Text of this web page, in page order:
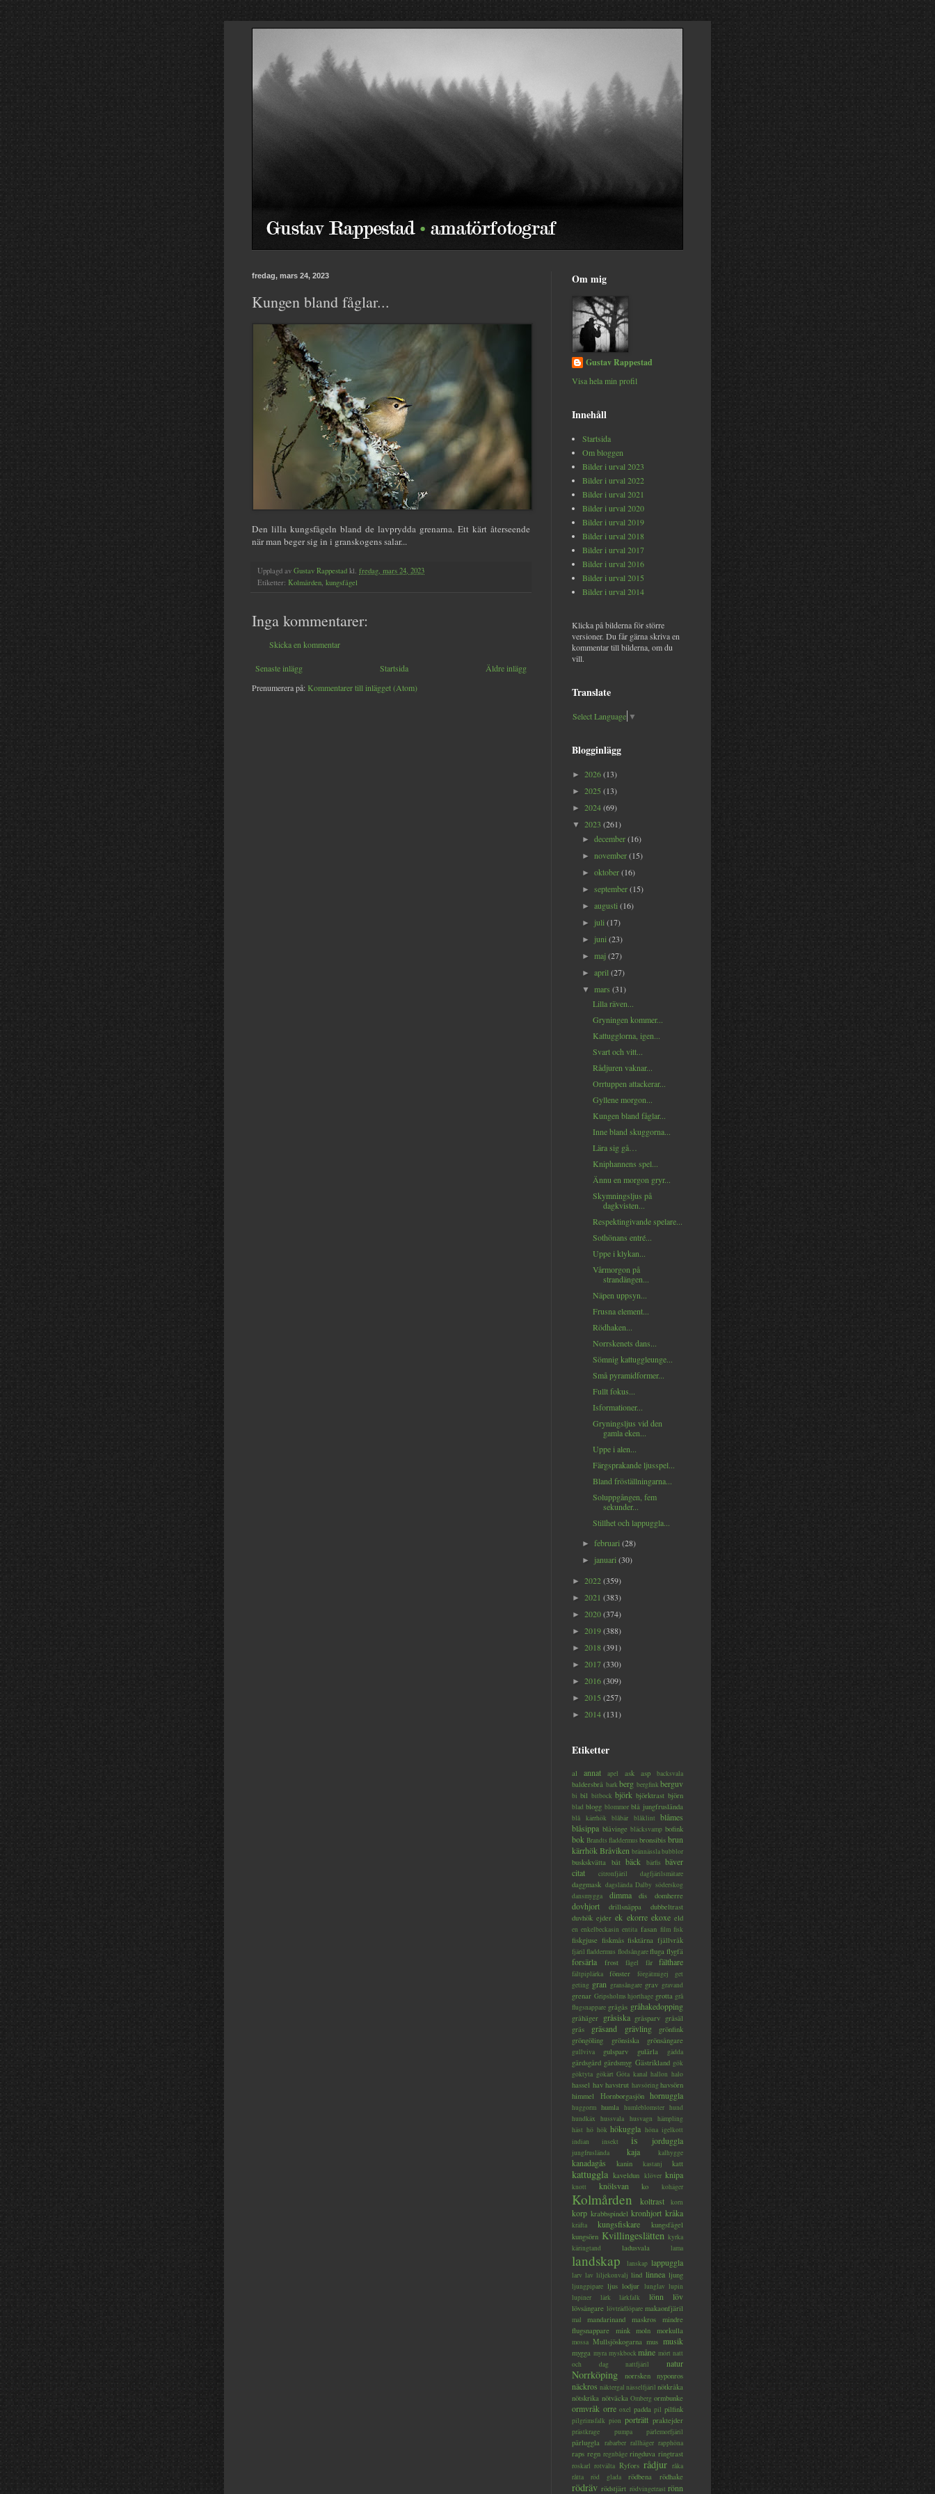
fredag, mars 24, 2023
Kungen bland fåglar...
Den lilla kungsfågeln bland de lavprydda grenarna. Ett kärt återseende
när man beger sig in i granskogens salar...
Upplagd av Gustav Rappestad kl. fredag, mars 24, 2023
Etiketter: Kolmården, kungsfågel
Inga kommentarer:
Skicka en kommentar
Senaste inlägg Äldre inlägg
Startsida
Prenumerera på: Kommentarer till inlägget (Atom)
Om mig
Gustav Rappestad
Visa hela min profil
Innehåll
Startsida
Om bloggen
Bilder i urval 2023
Bilder i urval 2022
Bilder i urval 2021
Bilder i urval 2020
Bilder i urval 2019
Bilder i urval 2018
Bilder i urval 2017
Bilder i urval 2016
Bilder i urval 2015
Bilder i urval 2014
Klicka på bilderna för större
versioner. Du får gärna skriva en
kommentar till bilderna, om du
vill.
Translate
Select Language ▼
Blogginlägg
► 2026(13)
► 2025 (13)
► 2024(69)
▼ 2023 (261)
►december(16)
►november(15)
►oktober(16)
►september(15)
►augusti(16)
► juli(17)
► juni(23)
►maj(27)
►april(27)
▼mars(31)
Lilla räven...
Gryningen kommer...
Kattugglorna, igen...
Svart och vitt...
Rådjuren vaknar...
Orrtuppen attackerar...
Gyllene morgon...
Kungen bland fåglar...
Inne bland skuggorna...
Lära sig gå…
Kniphannens spel...
Ännu en morgon gryr...
Skymningsljus på
dagkvisten...
Respektingivande spelare...
Sothönans entré...
Uppe i klykan...
Vårmorgon på
strandängen...
Näpen uppsyn...
Frusna element...
Rödhaken...
Norrskenets dans...
Sömnig kattuggleunge...
Små pyramidformer...
Fullt fokus...
Isformationer...
Gryningsljus vid den
gamla eken...
Uppe i alen...
Färgsprakande ljusspel...
Bland fröställningarna...
Soluppgången, fem
sekunder...
Stillhet och lappuggla...
►februari(28)
► januari(30)
► 2022(359)
► 2021 (383)
► 2020(374)
► 2019(388)
► 2018 (391)
► 2017(330)
► 2016(309)
► 2015 (257)
► 2014(131)
Etiketter
al annat apel ask asp backsvala
baldersbrå barkberg bergfinkberguv
bi bil bitbock björk björktrast björn
blad blogg blommor blå jungfruslända
blå kärrhök blåbär blåklint
blåmes
blåsippa blåvinge bläcksvamp bofink
bok Brandts fladdermus bronsibis brun
kärrhökBråviken brännässlabubblor
buskskvätta båt bäck bärfis bäver
citat
citronfjäril dagfjärilsmätare
daggmask dagslända Dalby söderskog
dansmygga
dimma dis domherre
dovhjort drillsnäppa
dubbeltrast
duvhök ejder ek ekorre ekoxe eld
en enkelbeckasin entita fasan film fisk
fiskgjuse fiskmås fisktärna fjällvråk
fjäril fladdermus flodsångarefluga flygfä
forsärla frost fågel får fälthare
fältpiplärka fönster förgätmigej
get
geting gran gransångare grav gravand
grenar Gripsholms hjorthage grotta grå
flugsnappare grågås gråhakedopping
gråhäger gråsiska gråsparv gråsäl
gräs
gräsand grävling
grönfink
gröngöling
grönsiska grönsångare
gullviva gulsparv gulärla gädda
gärdsgård gärdsmyg Gästrikland gök
göktyta gökärt Göta kanal hallon halo
hassel hav havstrut havsöring havsörn
himmel
Hornborgasjön hornuggla
huggorm humla humleblomster hund
hundkäx
hussvala husvagn
hämpling
häst hö hök hökuggla höna igelkott
indian
insekt is jorduggla
jungfruslända kaja kalhygge
kanadagås kanin kastanj katt
kattuggla kaveldun klöver knipa
knott knölsvan ko kohäger
Kolmården koltrast korn
korp krabbspindel kronhjort kråka
kräfta kungsfiskare
kungsfågel
kungsörn Kvillingeslätten kyrka
käringtand
ladusvala lama
landskap lanskap lappuggla
larv lav liljekonvalj lind linnea ljung
ljungpipare ljus lodjur lunglav lupin
lupiner
lärk lärkfalk lönn löv
lövsångare lövträdlöpare makaonfjäril
mal mandarinand maskros
mindre
flugsnappare
mink moln morkulla
mossa Mullsjöskogarna mus musik
mygga myra myskbock måne mört natt
och dag
nattfjäril natur
Norrköping norrsken nyponros
näckros näktergal nässelfjäril nötkråka
nötskrika nötväcka Omberg ormbunke
ormvråk orre oxel padda pil pilfink
pilgrimsfalk pion porträtt praktejder
prästkrage pumpa pärlemorfjäril
pärluggla rabarber rallhäger rapphöna
raps regn regnbåge ringduva ringtrast
roskarl rotvälta Ryfors rådjur råka
råtta
röd glada rödbena rödhake
rödräv rödstjärt rödvingetrast rönn